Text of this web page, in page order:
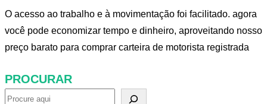
O acesso ao trabalho e à movimentação foi facilitado. agora
você pode economizar tempo e dinheiro, aproveitando nosso
preço barato para comprar carteira de motorista registrada
PROCURAR
P